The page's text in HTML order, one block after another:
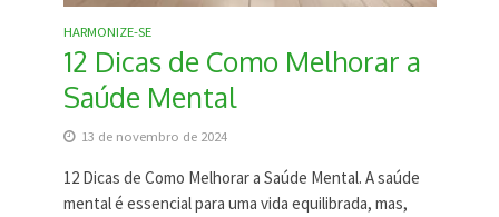
HARMONIZE-SE
12 Dicas de Como Melhorar a
Saúde Mental
13 de novembro de 2024
12 Dicas de Como Melhorar a Saúde Mental. A saúde
mental é essencial para uma vida equilibrada, mas,